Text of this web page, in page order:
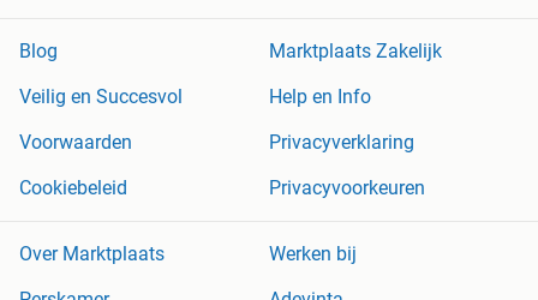
Blog
Marktplaats Zakelijk
Veilig en Succesvol
Help en Info
Voorwaarden
Privacyverklaring
Cookiebeleid
Privacyvoorkeuren
Over Marktplaats
Werken bij